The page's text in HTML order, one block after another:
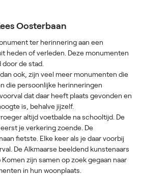
Oosterbaan
ter herinnering aan een
heden of verleden. Deze monumenten
de stad.
ook, zijn veel meer monumenten die
die persoonlijke herinneringen
dat daar heeft plaats gevonden en
is, behalve jijzelf.
altijd voetbalde na schooltijd. De
je verkering zoende. De
fietste. Elke keer als je daar voorbij
De Alkmaarse beeldend kunstenaars
zijn samen op zoek gegaan naar
in hun woonplaats.